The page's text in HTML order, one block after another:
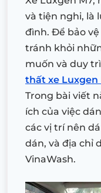
và tiện nghi, là
đình. Để bảo
tránh khỏi
muốn và duy
thất xe Luxgen
Trong bài viết
ích của việc
các vị trí nên
dán, và địa chỉ
VinaWash.